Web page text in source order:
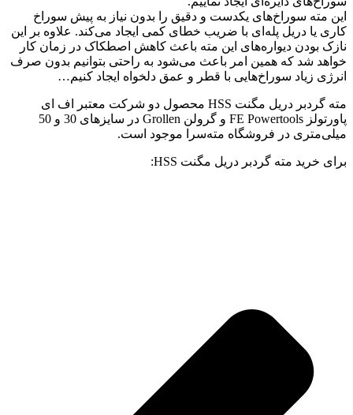
این مته سوراخ‌های یکدست و دقیق را بدون نیاز به پیش‌ سوراخ
کاری یا دریل پله‌‌ای با ضریب خطای کمی ایجاد می‌کند. علاوه بر این
نازک بودن دیواره‌های این مته باعث کاهش اصطکاک در زمان کار
خواهد شد که همین امر باعث می‌شود به راحتی بتوانیم بدون صرف
انرژی زیاد سوراخ‌هایی با قطر و عمق دلخواه ایجاد کنیم…
مته گردبر دریل مگنت HSS محصول دو شرکت معتبر اف ای
پاورتولز FE Powertools و گرولن Grollen در سایزهای 30 و 50
میلی‌متری در فروشگاه مته‌سرا موجود است.
برای خرید مته گردبر دریل مگنت HSS: